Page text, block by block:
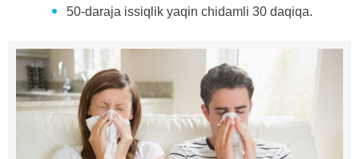
50-daraja issiqlik yaqin chidamli 30 daqiqa.